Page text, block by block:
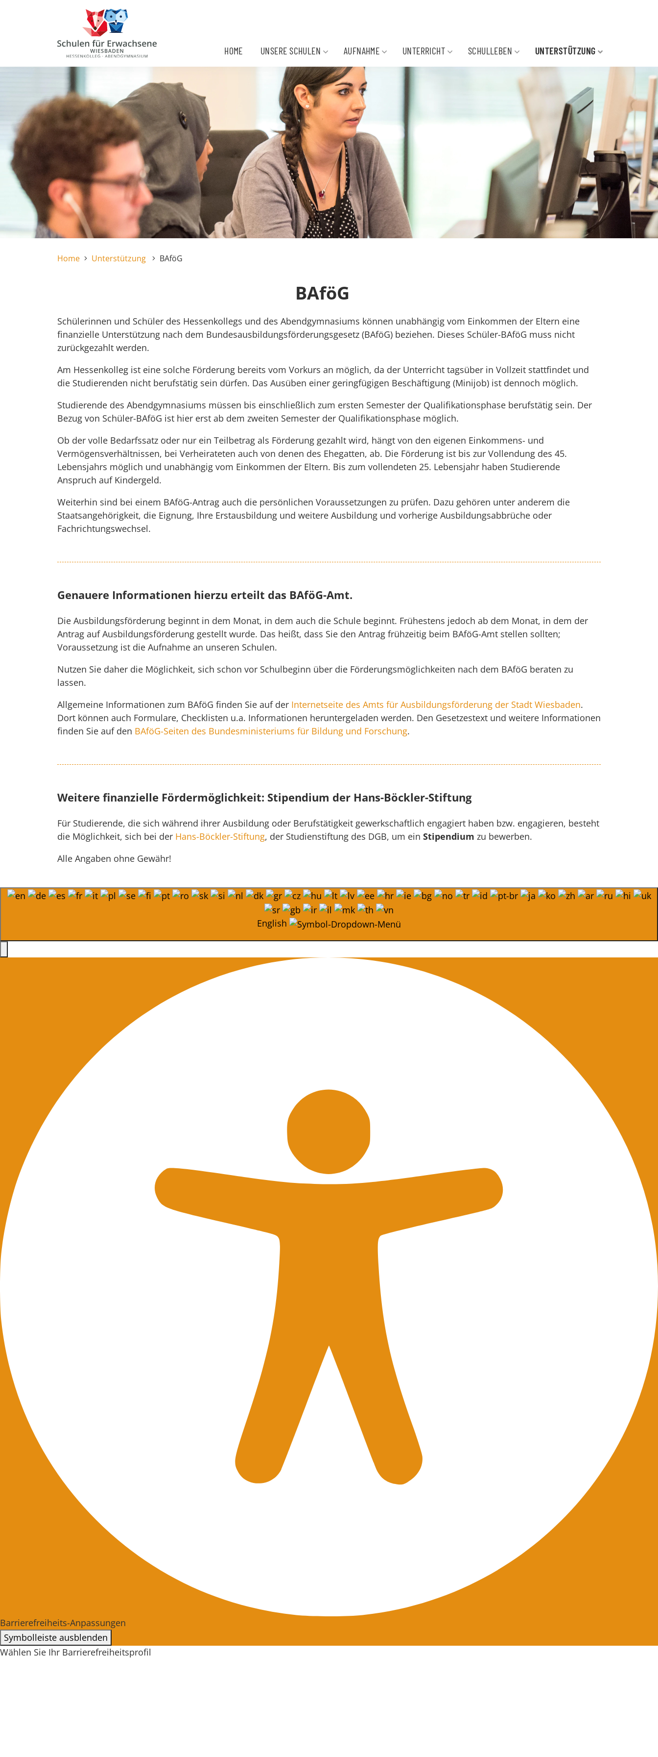
HOME UNSERE SCHULEN AUFNAHME UNTERRICHT SCHULLEBEN UNTERSTÜTZUNG
Home Unterstützung BAföG
BAföG
Schülerinnen und Schüler des Hessenkollegs und des Abendgymnasiums können unabhängig vom Einkommen der Eltern eine
finanzielle Unterstützung nach dem Bundesausbildungsförderungsgesetz (BAföG) beziehen. Dieses Schüler-BAföG muss nicht
zurückgezahlt werden.
Am Hessenkolleg ist eine solche Förderung bereits vom Vorkurs an möglich, da der Unterricht tagsüber in Vollzeit stattfindet und
die Studierenden nicht berufstätig sein dürfen. Das Ausüben einer geringfügigen Beschäftigung (Minijob) ist dennoch möglich.
Studierende des Abendgymnasiums müssen bis einschließlich zum ersten Semester der Qualifikationsphase berufstätig sein. Der
Bezug von Schüler-BAföG ist hier erst ab dem zweiten Semester der Qualifikationsphase möglich.
Ob der volle Bedarfssatz oder nur ein Teilbetrag als Förderung gezahlt wird, hängt von den eigenen Einkommens- und
Vermögensverhältnissen, bei Verheirateten auch von denen des Ehegatten, ab. Die Förderung ist bis zur Vollendung des 45.
Lebensjahrs möglich und unabhängig vom Einkommen der Eltern. Bis zum vollendeten 25. Lebensjahr haben Studierende
Anspruch auf Kindergeld.
Weiterhin sind bei einem BAföG-Antrag auch die persönlichen Voraussetzungen zu prüfen. Dazu gehören unter anderem die
Staatsangehörigkeit, die Eignung, Ihre Erstausbildung und weitere Ausbildung und vorherige Ausbildungsabbrüche oder
Fachrichtungswechsel.
Genauere Informationen hierzu erteilt das BAföG-Amt.
Die Ausbildungsförderung beginnt in dem Monat, in dem auch die Schule beginnt. Frühestens jedoch ab dem Monat, in dem der
Antrag auf Ausbildungsförderung gestellt wurde. Das heißt, dass Sie den Antrag frühzeitig beim BAföG-Amt stellen sollten;
Voraussetzung ist die Aufnahme an unseren Schulen.
Nutzen Sie daher die Möglichkeit, sich schon vor Schulbeginn über die Förderungsmöglichkeiten nach dem BAföG beraten zu
lassen.
Allgemeine Informationen zum BAföG finden Sie auf der Internetseite des Amts für Ausbildungsförderung der Stadt Wiesbaden.
Dort können auch Formulare, Checklisten u.a. Informationen heruntergeladen werden. Den Gesetzestext und weitere Informationen
finden Sie auf den BAföG-Seiten des Bundesministeriums für Bildung und Forschung.
Weitere finanzielle Fördermöglichkeit: Stipendium der Hans-Böckler-Stiftung
Für Studierende, die sich während ihrer Ausbildung oder Berufstätigkeit gewerkschaftlich engagiert haben bzw. engagieren, besteht
die Möglichkeit, sich bei der Hans-Böckler-Stiftung, der Studienstiftung des DGB, um ein Stipendium zu bewerben.
Alle Angaben ohne Gewähr!
English
Barrierefreiheits-Anpassungen
Symbolleiste ausblenden
Wählen Sie Ihr Barrierefreiheitsprofil